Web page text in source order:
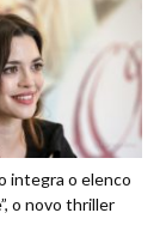
integra o elenco
o novo thriller